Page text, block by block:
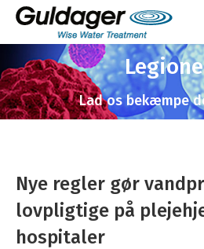
Lad os bekæmpe
You are
Nye regler gør
lovpligtige på
hospitaler